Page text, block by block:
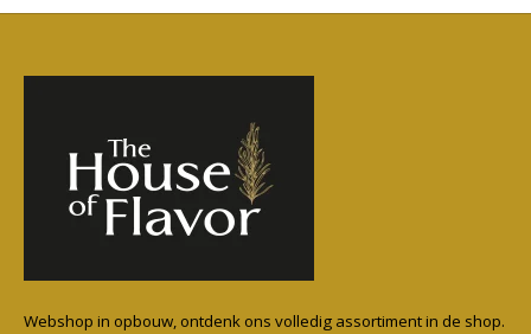
Webshop in opbouw, ontdenk ons volledig assortiment in de shop.